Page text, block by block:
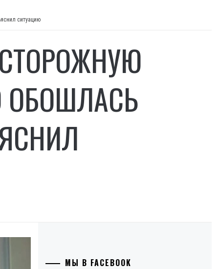
ситуацию
ОБОШЛАСЬ
МЫ В FACEBOOK